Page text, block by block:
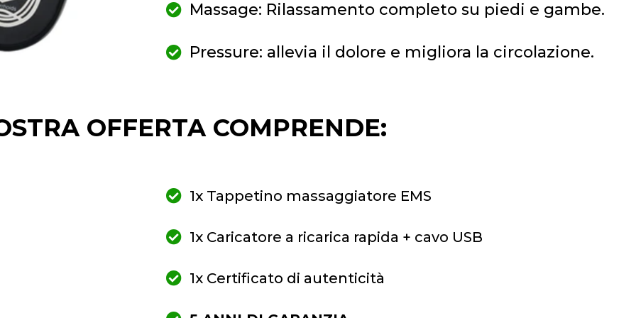
Massage: Rilassamento completo su piedi e gambe.
Pressure: allevia il dolore e migliora la circolazione.
OFFERTA COMPRENDE:
1x Tappetino massaggiatore EMS
1x Caricatore a ricarica rapida + cavo USB
1x Certificato di autenticità